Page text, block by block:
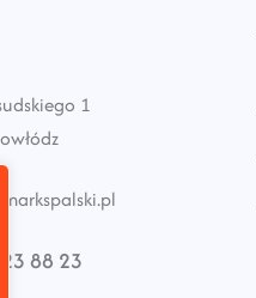
1
23 88 23